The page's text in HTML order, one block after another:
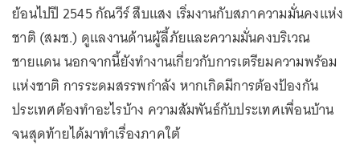
ย้อนไปปี 2545 กัณวีร์ สืบแสง เริ่มงานกับสภาความมั่นคงแห่ง
ชาติ (สมช.) ดูแลงานด้านผู้ลี้ภัยและความมั่นคงบริเวณ
ชายแดน นอกจากนี้ยังทำงานเกี่ยวกับการเตรียมความพร้อม
แห่งชาติ การระดมสรรพกำลัง หากเกิดมีการต้องป้องกัน
ประเทศต้องทำอะไรบ้าง ความสัมพันธ์กับประเทศเพื่อนบ้าน
จนสุดท้ายได้มาทำเรื่องภาคใต้